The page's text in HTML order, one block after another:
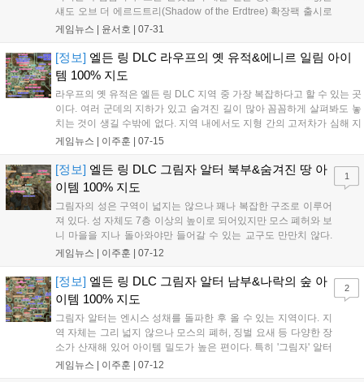
섀도 오브 더 에르드트리(Shadow of the Erdtree) 확장팩 출시로
인해 상위 20위 프로젝트 중 가장 큰 성장을 보였습니다. 이 게임
포...
게임뉴스 | 윤서호 07-31
[정보] 엘든 링 DLC 라우프의 옛 유적&에니르 일림 아이
템 100% 지도
라우프의 옛 유적은 엘든 링 DLC 지역 중 가장 복잡하다고 할 수 있는 곳
이다. 여러 군데의 지하가 있고 숨겨진 길이 많아 꼼꼼하게 살펴봐도 놓
치는 것이 생길 수밖에 없다. 지역 내에서도 지형 간의 고저차가 심해 지
도만 봐서는 정확한 위치를 알기 어려우니 검색을 통해 영상 자료를 활
상세...
게임뉴스 | 이주훈 07-15
[정보] 엘든 링 DLC 그림자 알터 북부&숨겨진 땅 아
이템 100% 지도
그림자의 성은 구역이 넓지는 않으나 꽤나 복잡한 구조로 이루어
져 있다. 성 자체도 7층 이상의 높이로 되어있지만 모스 폐허와 보
니 마을을 지나 돌아와야만 들어갈 수 있는 교구도 만만치 않다.
지도를 보고 바로 아이템의 정확한 위치를 알아내는 것은 사실상
영상 검색으로 위치를 알아내보자. 정식 명...
게임뉴스 | 이주훈 07-12
1
[정보] 엘든 링 DLC 그림자 알터 남부&나락의 숲 아
이템 100% 지도
그림자 알터는 엔시스 성채를 돌파한 후 올 수 있는 지역이다. 지
역 자체는 그리 넓지 않으나 모스의 폐허, 징벌 요새 등 다양한 장
소가 산재해 있어 아이템 밀도가 높은 편이다. 특히 '그림자' 알터
라는 이름답게 꽤 많은 수의 그림자 나무 파편을 얻게 된다. 정식
게임뉴스 | 이주훈 07-12
2